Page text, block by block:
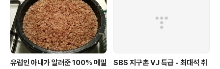
유럽인 아내가 알려준 100% 메밀
SBS 지구촌 VJ 특급 - 최대석 취